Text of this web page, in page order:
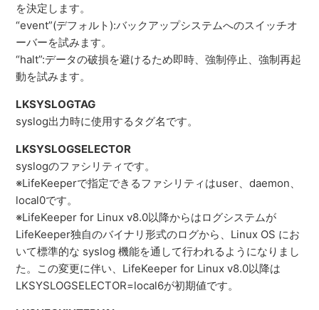
を決定します。
“event”(デフォルト):バックアップシステムへのスイッチオ
ーバーを試みます。
“halt”:データの破損を避けるため即時、強制停止、強制再起
動を試みます。
LKSYSLOGTAG
syslog出力時に使用するタグ名です。
LKSYSLOGSELECTOR
syslogのファシリティです。
※LifeKeeperで指定できるファシリティはuser、daemon、
local0です。
※LifeKeeper for Linux v8.0以降からはログシステムが
LifeKeeper独自のバイナリ形式のログから、Linux OS にお
いて標準的な syslog 機能を通して行われるようになりまし
た。この変更に伴い、LifeKeeper for Linux v8.0以降は
LKSYSLOGSELECTOR=local6が初期値です。